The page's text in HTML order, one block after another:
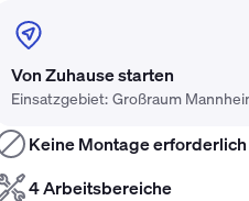
Von Zuhause starten
Einsatzgebiet: Großraum
Keine Montage erforderlich
4 Arbeitsbereiche